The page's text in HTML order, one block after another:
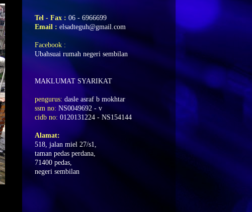
Tel - Fax : 06 - 6966699
Email : elsadteguh@gmail.com
Facebook :
Ubahsuai rumah negeri sembilan
MAKLUMAT SYARIKAT
pengurus: dasle asraf b mokhtar
ssm no: NS0049692 - v
cidb no: 0120131224 - NS154144
Alamat:
518, jalan miel 27/s1,
taman pedas perdana,
71400 pedas,
negeri sembilan